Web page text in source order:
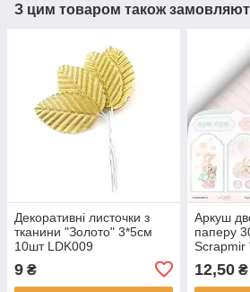
З цим товаром також
Декоративні листочки з
тканини "Золото" 3*5см
10шт LDK009
9 ₴
Аркуш
паперу
Scrapmir
12,50₴